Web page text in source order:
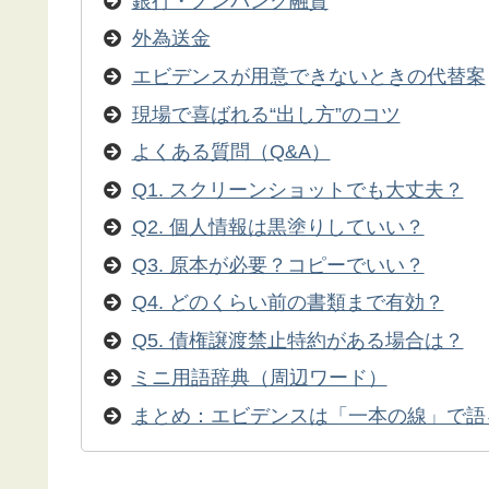
外為送金
エビデンスが用意できないときの代替案
現場で喜ばれる“出し方”のコツ
よくある質問（Q&A）
Q1. スクリーンショットでも大丈夫？
Q2. 個人情報は黒塗りしていい？
Q3. 原本が必要？コピーでいい？
Q4. どのくらい前の書類まで有効？
Q5. 債権譲渡禁止特約がある場合は？
ミニ用語辞典（周辺ワード）
まとめ：エビデンスは「一本の線」で